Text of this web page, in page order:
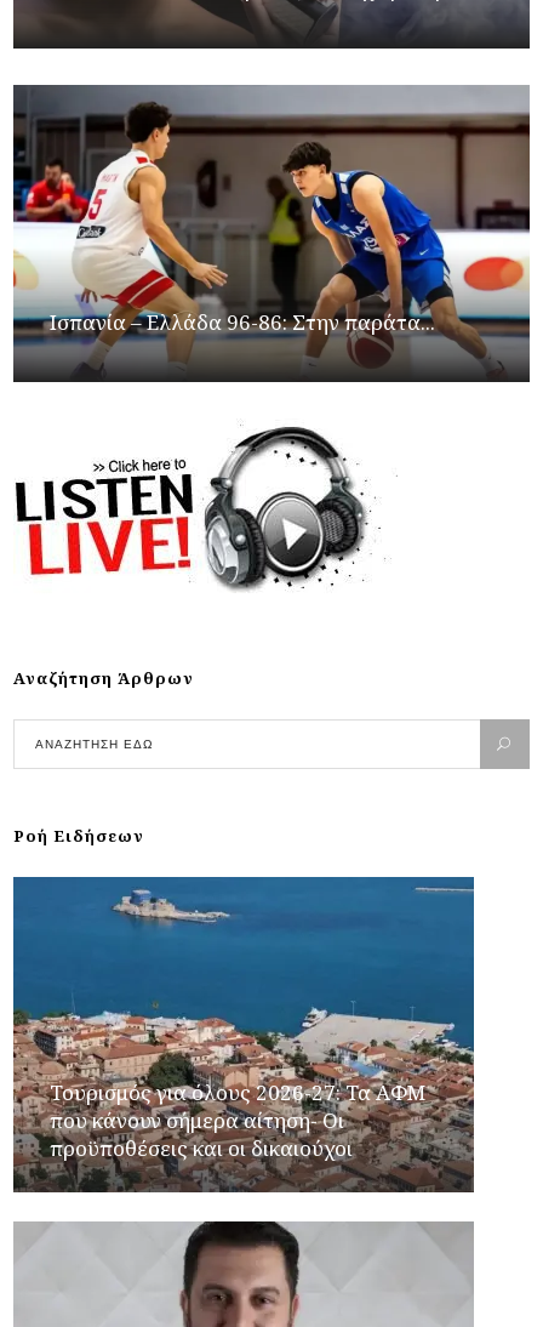
Ισπανία – Ελλάδα 96-86: Στην παράτα...
Αναζήτηση Άρθρων
Ροή Ειδήσεων
Τουρισμός για όλους 2026-27: Τα ΑΦΜ
που κάνουν σήμερα αίτηση- Οι
προϋποθέσεις και οι δικαιούχοι